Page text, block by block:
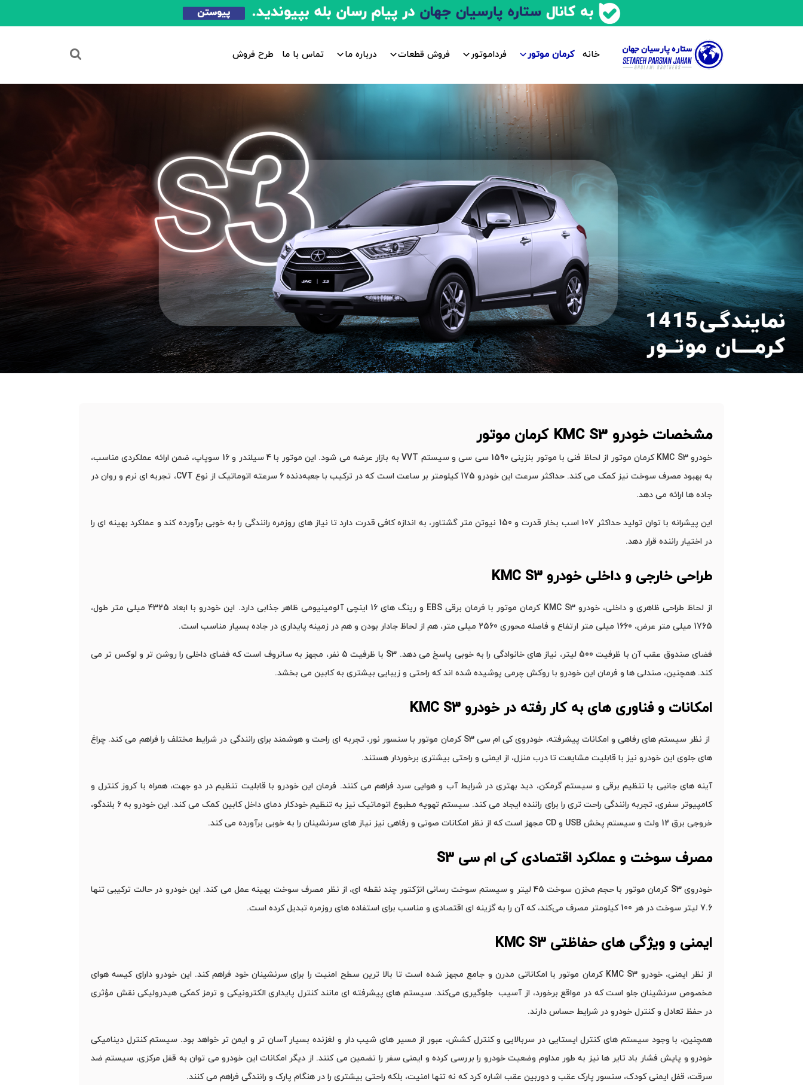
خانه کرمان موتور فرداموتور فروش قطعات درباره ما تماس با ما طرح فروش
مشخصات خودرو کرمان موتور
خودرو KMC S3 کرمان موتور از لحاظ فنی با موتور بنزینی 1590 سی‌ سی و سیستم VVT به بازار عرضه می ‌شود. این موتور با 4 سیلندر و 16 سوپاپ، ضمن ارائه عملکردی مناسب،
به بهبود مصرف سوخت نیز کمک می ‌کند. حداکثر سرعت این خودرو 175 کیلومتر بر ساعت است که در ترکیب با جعبه‌دنده 6 سرعته اتوماتیک از نوع CVT، تجربه ‌ای نرم و روان در
جاده‌ ها ارائه می ‌دهد.
این پیشرانه با توان تولید حداکثر 107 اسب بخار قدرت و 150 نیوتن‌ متر گشتاور، به اندازه کافی قدرت دارد تا نیاز های روزمره رانندگی را به خوبی برآورده کند و عملکرد بهینه‌ ای را
در اختیار راننده قرار دهد.
طراحی خارجی و داخلی خودرو
از لحاظ طراحی ظاهری و داخلی، خودرو KMC S3 کرمان موتور با فرمان برقی EBS و رینگ ‌های 16 اینچی آلومینیومی ظاهر جذابی دارد. این خودرو با ابعاد 4325 میلی ‌متر طول،
1765 میلی‌ متر عرض، 1660 میلی ‌متر ارتفاع و فاصله محوری 2560 میلی ‌متر، هم از لحاظ جادار بودن و هم در زمینه پایداری در جاده بسیار مناسب است.
فضای صندوق عقب آن با ظرفیت 500 لیتر، نیاز های خانوادگی را به خوبی پاسخ می‌ دهد. S3 با ظرفیت 5 نفر، مجهز به سانروف است که فضای داخلی را روشن ‌تر و لوکس ‌تر می
‌کند. همچنین، صندلی‌ ها و فرمان این خودرو با روکش چرمی پوشیده شده ‌اند که راحتی و زیبایی بیشتری به کابین می ‌بخشد.
امکانات و فناوری های به کار رفته در خودرو
از نظر سیستم ‌های رفاهی و امکانات پیشرفته، خودروی کی ام سی S3 کرمان موتور با سنسور نور، تجربه ‌ای راحت و هوشمند برای رانندگی در شرایط مختلف را فراهم می ‌کند. چراغ
‌های جلوی این خودرو نیز با قابلیت مشایعت تا درب منزل، از ایمنی و راحتی بیشتری برخوردار هستند.
آینه ‌های جانبی با تنظیم برقی و سیستم گرمکن، دید بهتری در شرایط آب‌ و هوایی سرد فراهم می ‌کنند. فرمان این خودرو با قابلیت تنظیم در دو جهت، همراه با کروز کنترل و
کامپیوتر سفری، تجربه رانندگی راحت ‌تری را برای راننده ایجاد می‌ کند. سیستم تهویه مطبوع اتوماتیک نیز به تنظیم خودکار دمای داخل کابین کمک می ‌کند. این خودرو به 6 بلندگو،
خروجی برق 12 ولت و سیستم پخش USB و CD مجهز است که از نظر امکانات صوتی و رفاهی نیز نیاز های سرنشینان را به خوبی برآورده می ‌کند.
مصرف سوخت و عملکرد اقتصادی کی ام سی
خودروی S3 کرمان موتور با حجم مخزن سوخت 45 لیتر و سیستم سوخت ‌رسانی انژکتور چند نقطه ‌ای، از نظر مصرف سوخت بهینه عمل می ‌کند. این خودرو در حالت ترکیبی تنها
7.6 لیتر سوخت در هر 100 کیلومتر مصرف می‌کند، که آن را به گزینه ‌ای اقتصادی و مناسب برای استفاده‌ های روزمره تبدیل کرده است.
ایمنی و ویژگی های حفاظتی
از نظر ایمنی، خودرو KMC S3 کرمان موتور با امکاناتی مدرن و جامع مجهز شده است تا بالا ترین سطح امنیت را برای سرنشینان خود فراهم کند. این خودرو دارای کیسه هوای
مخصوص سرنشینان جلو است که در مواقع برخورد، از آسیب‌ جلوگیری می‌کند. سیستم ‌های پیشرفته ‌ای مانند کنترل پایداری الکترونیکی و ترمز کمکی هیدرولیکی نقش مؤثری
در حفظ تعادل و کنترل خودرو در شرایط حساس دارند.
همچنین، با وجود سیستم‌ های کنترل ایستایی در سربالایی و کنترل کشش، عبور از مسیر های شیب ‌دار و لغزنده بسیار آسان ‌تر و ایمن ‌تر خواهد بود. سیستم کنترل دینامیکی
خودرو و پایش فشار باد تایر ها نیز به طور مداوم وضعیت خودرو را بررسی کرده و ایمنی سفر را تضمین می ‌کنند. از دیگر امکانات این خودرو می‌ توان به قفل مرکزی، سیستم ضد
سرقت، قفل ایمنی کودک، سنسور پارک عقب و دوربین عقب اشاره کرد که نه ‌تنها امنیت، بلکه راحتی بیشتری را در هنگام پارک و رانندگی فراهم می ‌کنند.